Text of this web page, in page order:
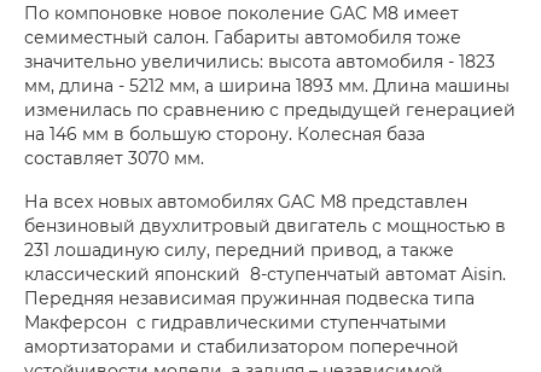
По компоновке новое поколение GAC M8 имеет
семиместный салон. Габариты автомобиля тоже
значительно увеличились: высота автомобиля - 1823
мм, длина - 5212 мм, а ширина 1893 мм. Длина машины
изменилась по сравнению с предыдущей генерацией
на 146 мм в большую сторону. Колесная база
составляет 3070 мм.
На всех новых автомобилях GAC М8 представлен
бензиновый двухлитровый двигатель с мощностью в
231 лошадиную силу, передний привод, а также
классический японский 8-ступенчатый автомат Aisin.
Передняя независимая пружинная подвеска типа
Макферсон с гидравлическими ступенчатыми
амортизаторами и стабилизатором поперечной